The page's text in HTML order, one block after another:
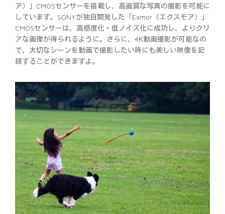
ア）」CMOSセンサーを搭載し、高画質な写真の撮影を可能に
しています。SONYが独自開発した「Exmor（エクスモア）」
CMOSセンサーは、高感度化・低ノイズ化に成功し、よりクリ
アな画像が得られるように。さらに、4K動画撮影が可能なの
で、大切なシーンを動画で撮影したい時にも美しい映像を記
録することができますよ。